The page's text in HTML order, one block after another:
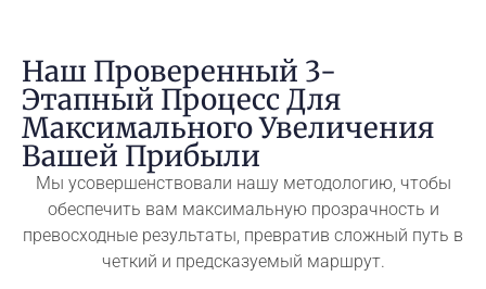
Наш Проверенный 3-
Этапный Процесс Для
Максимального Увеличения
Вашей Прибыли
Мы усовершенствовали нашу методологию, чтобы
обеспечить вам максимальную прозрачность и
превосходные результаты, превратив сложный путь в
четкий и предсказуемый маршрут.